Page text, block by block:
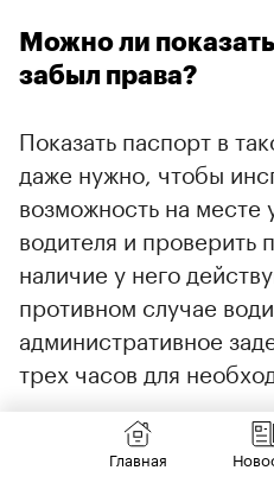
Можно ли
забыл права?
Показать паспорт в
даже нужно, чтобы
возможность на месте
водителя и проверить
наличие у него
противном случае
административное
трех часов для
Главное о
дома права
Главная